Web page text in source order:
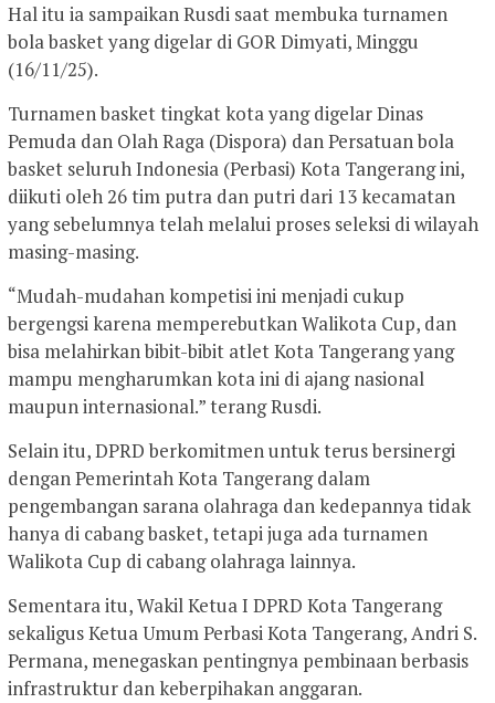
Hal itu ia sampaikan Rusdi saat membuka turnamen
bola basket yang digelar di GOR Dimyati, Minggu
(16/11/25).
Turnamen basket tingkat kota yang digelar Dinas
Pemuda dan Olah Raga (Dispora) dan Persatuan bola
basket seluruh Indonesia (Perbasi) Kota Tangerang ini,
diikuti oleh 26 tim putra dan putri dari 13 kecamatan
yang sebelumnya telah melalui proses seleksi di wilayah
masing-masing.
“Mudah-mudahan kompetisi ini menjadi cukup
bergengsi karena memperebutkan Walikota Cup, dan
bisa melahirkan bibit-bibit atlet Kota Tangerang yang
mampu mengharumkan kota ini di ajang nasional
maupun internasional.” terang Rusdi.
Selain itu, DPRD berkomitmen untuk terus bersinergi
dengan Pemerintah Kota Tangerang dalam
pengembangan sarana olahraga dan kedepannya tidak
hanya di cabang basket, tetapi juga ada turnamen
Walikota Cup di cabang olahraga lainnya.
Sementara itu, Wakil Ketua I DPRD Kota Tangerang
sekaligus Ketua Umum Perbasi Kota Tangerang, Andri S.
Permana, menegaskan pentingnya pembinaan berbasis
infrastruktur dan keberpihakan anggaran.